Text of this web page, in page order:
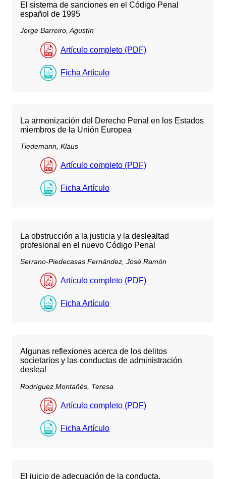
El sistema de sanciones en el Código Penal
español de 1995
Jorge Barreiro, Agustín
Artículo completo (PDF)
Ficha Artículo
La armonización del Derecho Penal en los Estados
miembros de la Unión Europea
Tiedemann, Klaus
Artículo completo (PDF)
Ficha Artículo
La obstrucción a la justicia y la deslealtad
profesional en el nuevo Código Penal
Serrano-Piedecasas Fernández, José Ramón
Artículo completo (PDF)
Ficha Artículo
Algunas reflexiones acerca de los delitos
societarios y las conductas de administración
desleal
Rodríguez Montañés, Teresa
Artículo completo (PDF)
Ficha Artículo
El juicio de adecuación de la conducta.